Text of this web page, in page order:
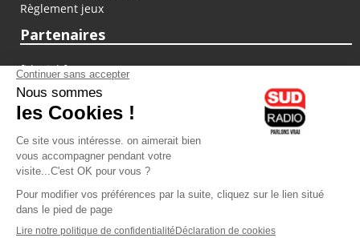
Règlement jeux
Partenaires
fiducial.fr
lyoncapitale.fr
olympique-et-lyonnais.com
L'application Iphone / Android
Téléchargez l'application
Les cookies